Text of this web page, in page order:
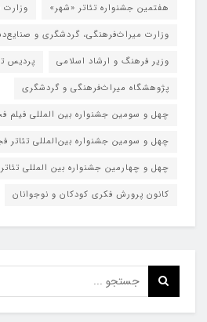
هفتمین جشنواره تئاتر «شهر»
وزارت
وزارت میراث‌فرهنگی، گردشگری و
وزیر فرهنگ و ارشاد اسلامی
پردیس
پژوهشگاه میراث‌فرهنگی و گردشگری
چهل و سومین جشنواره بین المللی فیلم
چهل و سومین جشنواره بین‌المللی تئاتر
چهل و چهارمین جشنواره بین المللی
کانون پرورش فکری کودکان و نوجوانان